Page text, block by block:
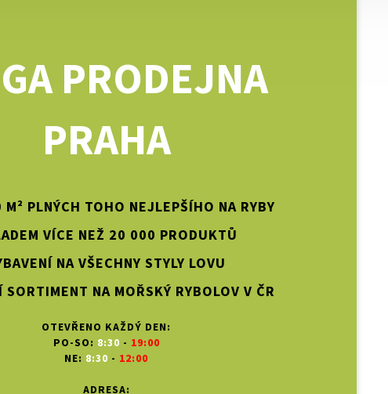
PRODEJNA
PRAHA
PLNÝCH TOHO NEJLEPŠÍHO NA RYBY
VÍCE NEŽ 20 000 PRODUKTŮ
NA VŠECHNY STYLY LOVU
SORTIMENT NA MOŘSKÝ RYBOLOV V ČR
OTEVŘENO KAŽDÝ DEN:
PO-SO: 8:30 - 19:00
NE: 8:30 - 12:00
ADRESA: